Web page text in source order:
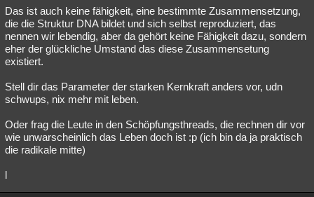
Das ist auch keine fähigkeit, eine bestimmte Zusammensetzung,
die die Struktur DNA bildet und sich selbst reproduziert, das
nennen wir lebendig, aber da gehört keine Fähigkeit dazu, sondern
eher der glückliche Umstand das diese Zusammensetung
existiert.
Stell dir das Parameter der starken Kernkraft anders vor, udn
schwups, nix mehr mit leben.
Oder frag die Leute in den Schöpfungsthreads, die rechnen dir vor
wie unwarscheinlich das Leben doch ist :p (ich bin da ja praktisch
die radikale mitte)
l